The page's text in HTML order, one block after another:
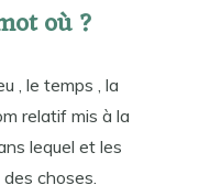
où ?
, le temps , la
relatif mis à la
lequel et les
choses.